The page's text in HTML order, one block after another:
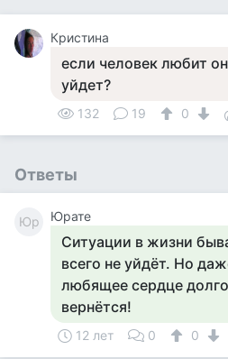
Кристина
если человек любит
уйдет?
132 19 0
Ответы
Юр Юрате
Ситуации в жизни
всего не уйдёт. Но
любящее сердце
вернётся!
12 лет 0 0